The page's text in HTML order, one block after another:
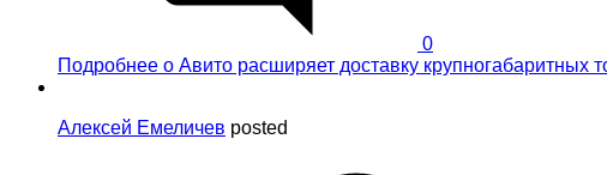
0
Подробнее о Авито расширяет доставку крупногабаритных
Алексей Емеличев posted